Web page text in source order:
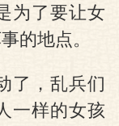
为了要让女
的地点。
了，乱兵们
一样的女孩